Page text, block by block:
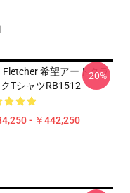
Fletcher 希望アートクラ
TシャツRB1512
- ￥442,250
-20%